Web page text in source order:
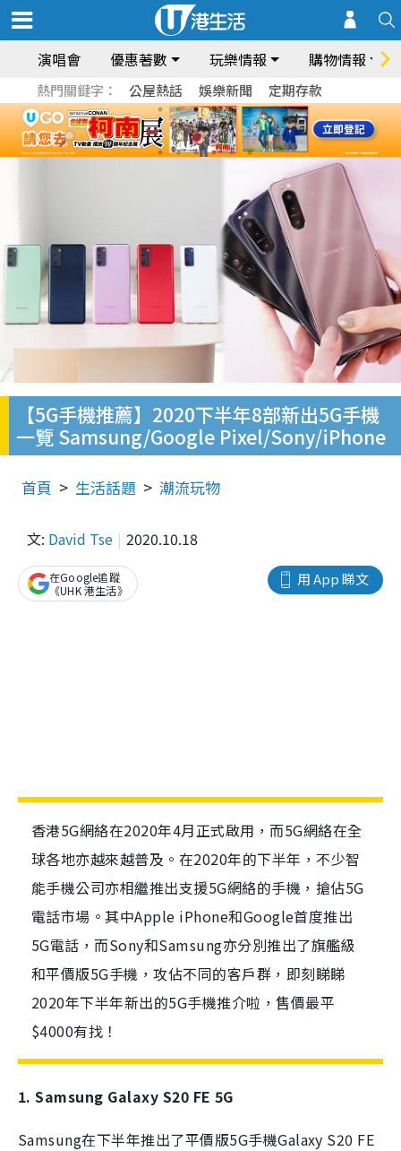
演唱會 優惠著數 玩樂情報 購物情報
熱門關鍵字： 公屋熱話 娛樂新聞 定期存款
【5G手機推薦】2020下半年8部新出5G手機
一覽 Samsung/Google Pixel/Sony/iPhone
首頁 生活話題 潮流玩物
文: David Tse 2020.10.18
用 App 睇文
在Google追蹤
《UHK 港生活》
香港5G網絡在2020年4月正式啟用，而5G網絡在全
球各地亦越來越普及。在2020年的下半年，不少智
能手機公司亦相繼推出支援5G網絡的手機，搶佔5G
電話市場。其中Apple iPhone和Google首度推出
5G電話，而Sony和Samsung亦分別推出了旗艦級
和平價版5G手機，攻佔不同的客戶群，即刻睇睇
2020年下半年新出的5G手機推介啦，售價最平
$4000有找！
1. Samsung Galaxy S20 FE 5G
Samsung在下半年推出了平價版5G手機Galaxy S20 FE